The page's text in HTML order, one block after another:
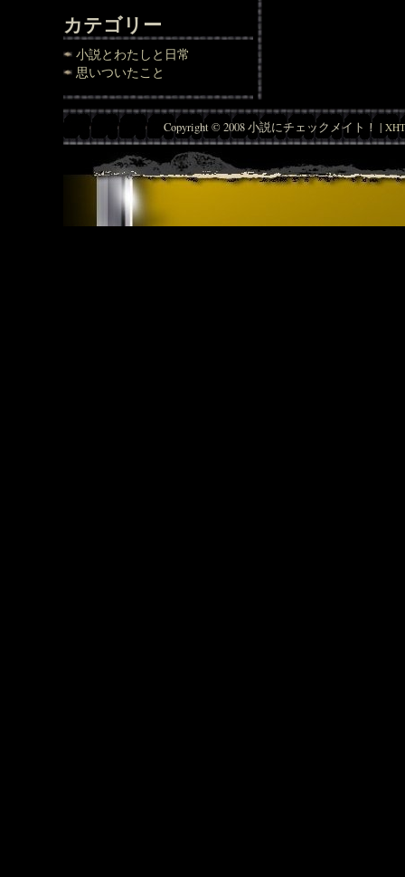
カテゴリー
小説とわたしと日常
思いついたこと
Copyright © 2008 小説にチェックメイト！ |